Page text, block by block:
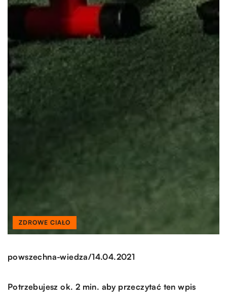
ZDROWE CIAŁO
powszechna-wiedza/14.04.2021
Potrzebujesz ok. 2 min. aby przeczytać ten wpis